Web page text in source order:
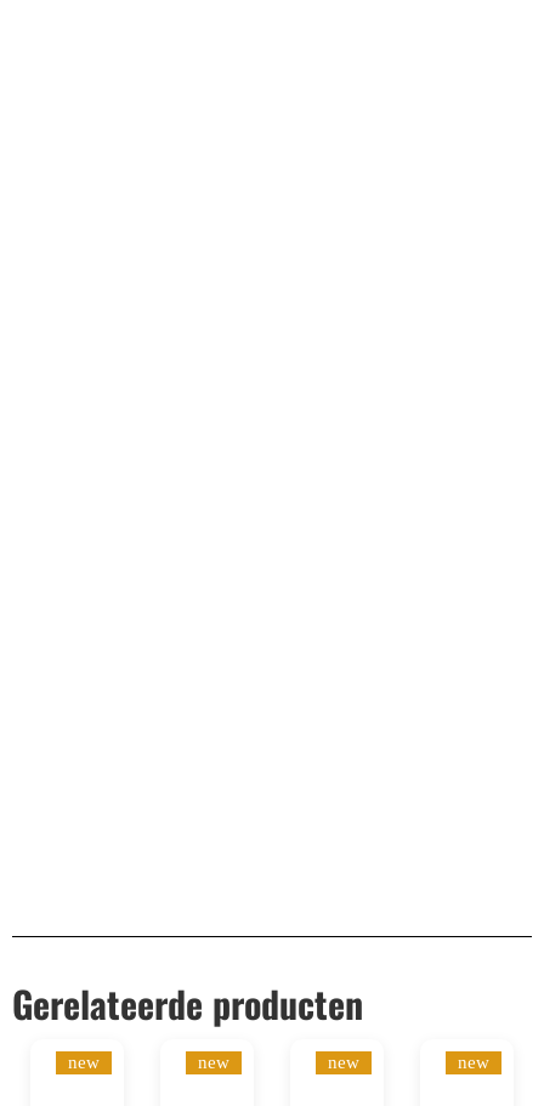
Gerelateerde producten
new new new new